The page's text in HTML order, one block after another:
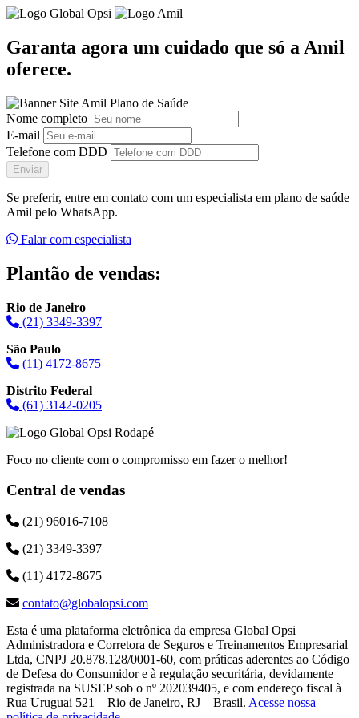
Garanta agora um cuidado que só a Amil
oferece.
Nome completo
E-mail
Telefone com DDD
Enviar
Se preferir, entre em contato com um especialista em plano de saúde
Amil pelo WhatsApp.
Falar com especialista
Plantão de vendas:
Rio de Janeiro
(21) 3349-3397
São Paulo
(11) 4172-8675
Distrito Federal
(61) 3142-0205
Foco no cliente com o compromisso em fazer o melhor!
Central de vendas
(21) 96016-7108
(21) 3349-3397
(11) 4172-8675
contato@globalopsi.com
Esta é uma plataforma eletrônica da empresa Global Opsi
Administradora e Corretora de Seguros e Treinamentos Empresarial
Ltda, CNPJ 20.878.128/0001-60, com práticas aderentes ao Código
de Defesa do Consumidor e à regulação securitária, devidamente
registrada na SUSEP sob o nº 202039405, e com endereço fiscal à
Rua Uruguai 521 – Rio de Janeiro, RJ – Brasil. Acesse nossa